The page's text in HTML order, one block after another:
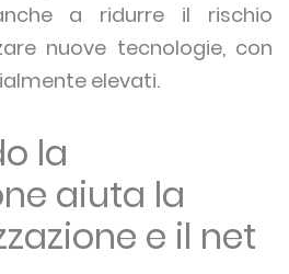
a ridurre il rischio
nuove tecnologie, con
elevati.
la
aiuta la
e il net